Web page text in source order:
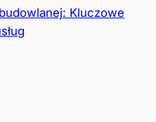
Kluczowe